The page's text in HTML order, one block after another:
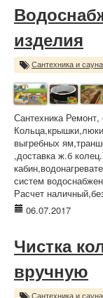
изделия
Сантехника и сауна
Сантехника
выгребных
,доставка ж.б
систем
Расчет
06.07.2017
Чистка
вручную
Сантехника и сауна